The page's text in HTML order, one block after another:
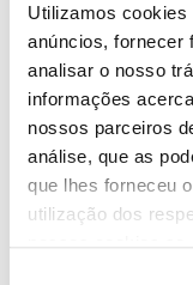
Utilizamos cookies
anúncios, fornecer
analisar o nosso
informações
nossos parceiros
análise, que as
que lhes forneceu
utilização dos